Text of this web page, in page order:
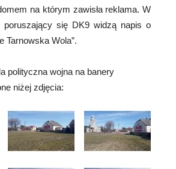
na którym zawisła reklama. W
poruszający się DK9 widzą napis o
Tarnowska Wola”.
polityczna wojna na banery
niżej zdjęcia: